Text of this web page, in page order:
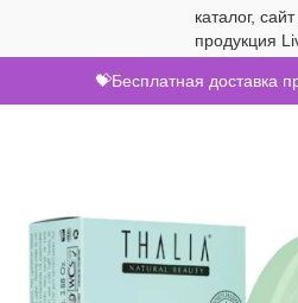
💝Бесплатная доставка